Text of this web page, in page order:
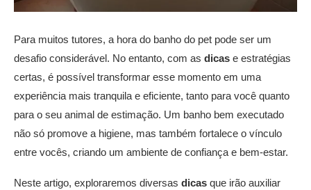
Para muitos tutores, a hora do banho do pet pode ser um
desafio considerável. No entanto, com as dicas e estratégias
certas, é possível transformar esse momento em uma
experiência mais tranquila e eficiente, tanto para você quanto
para o seu animal de estimação. Um banho bem executado
não só promove a higiene, mas também fortalece o vínculo
entre vocês, criando um ambiente de confiança e bem-estar.
Neste artigo, exploraremos diversas dicas que irão auxiliar